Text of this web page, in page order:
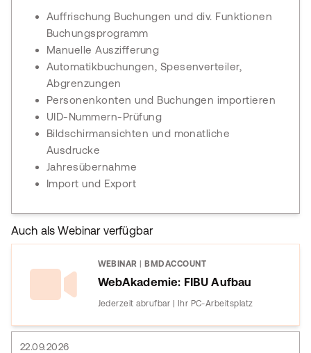
Auffrischung Buchungen und div. Funktionen
Buchungsprogramm
Manuelle Auszifferung
Automatikbuchungen, Spesenverteiler,
Abgrenzungen
Personenkonten und Buchungen importieren
UID-Nummern-Prüfung
Bildschirmansichten und monatliche
Ausdrucke
Jahresübernahme
Import und Export
Auch als Webinar verfügbar
WEBINAR BMDACCOUNT
WebAkademie: FIBU Aufbau
Jederzeit abrufbar | Ihr PC-Arbeitsplatz
22.09.2026